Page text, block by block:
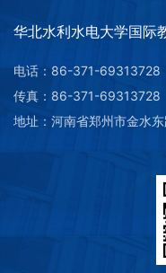
华北水利水电大学国际
电话：86-371-69313728
传真：86-371-69313728
地址：河南省郑州市金水